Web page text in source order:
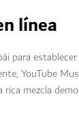
línea
para
YouTube
mezcla